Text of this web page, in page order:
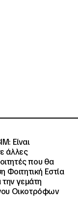
Είναι
άλλες
που θα
Φοιτητική Εστία
γεμάτη
Οικοτρόφων